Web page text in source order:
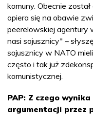
komuny. Obecnie
opiera się na obawie
peerelowskiej agentury
nasi sojusznicy" –
sojusznicy w NATO
często i tak już
komunistycznej.
PAP: Z czego
argumentacji przez